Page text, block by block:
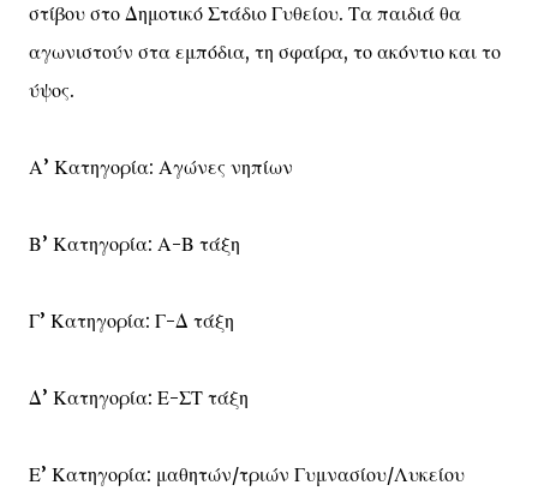
στίβου στο Δημοτικό Στάδιο Γυθείου. Τα παιδιά θα
αγωνιστούν στα εμπόδια, τη σφαίρα, το ακόντιο και το
ύψος.
Α’ Κατηγορία: Αγώνες νηπίων
Β’ Κατηγορία: Α-Β τάξη
Γ’ Κατηγορία: Γ-Δ τάξη
Δ’ Κατηγορία: Ε-ΣΤ τάξη
Ε’ Κατηγορία: μαθητών/τριών Γυμνασίου/Λυκείου